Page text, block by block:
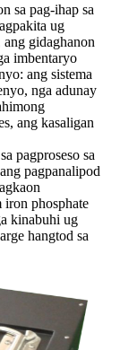
sa pag-ihap sa
ug
gidaghanon
imbentaryo
ang sistema
nga adunay
ang kasaligan
pagproseso sa
pagpanalipod
iron phosphate
kinabuhi ug
hangtod sa